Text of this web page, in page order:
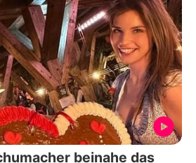
beinahe das